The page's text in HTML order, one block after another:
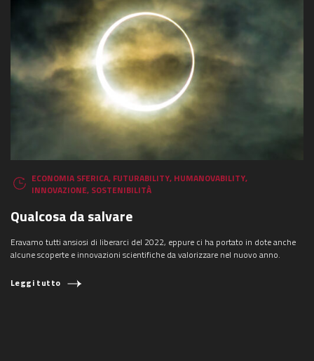
ECONOMIA SFERICA, FUTURABILITY, HUMANOVABILITY,
INNOVAZIONE, SOSTENIBILITÀ
Qualcosa da salvare
Eravamo tutti ansiosi di liberarci del 2022, eppure ci ha portato in dote anche
alcune scoperte e innovazioni scientifiche da valorizzare nel nuovo anno.
Leggi tutto